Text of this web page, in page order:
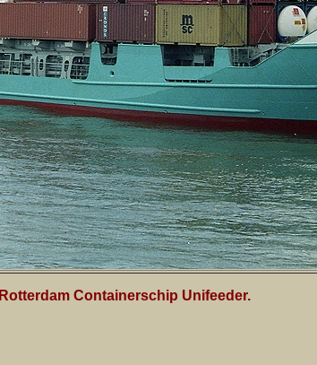
Rotterdam Containerschip Unifeeder.